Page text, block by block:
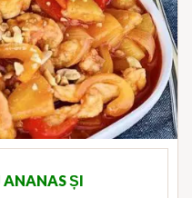
ANANAS ȘI